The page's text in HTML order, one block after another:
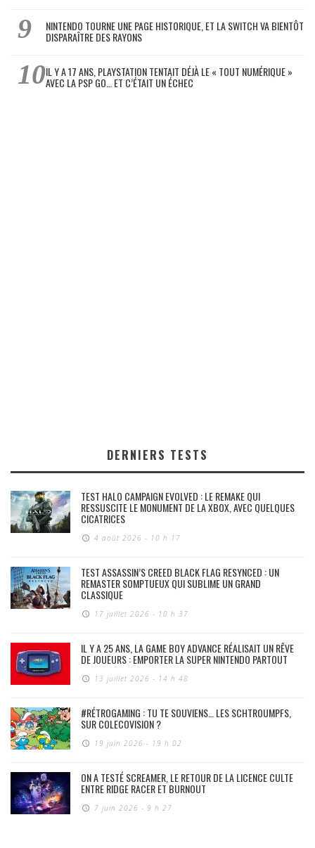
NINTENDO TOURNE UNE PAGE HISTORIQUE, ET LA SWITCH VA BIENTÔT
DISPARAÎTRE DES RAYONS
IL Y A 17 ANS, PLAYSTATION TENTAIT DÉJÀ LE « TOUT NUMÉRIQUE »
AVEC LA PSP GO… ET C’ÉTAIT UN ÉCHEC
DERNIERS TESTS
TEST HALO CAMPAIGN EVOLVED : LE REMAKE QUI
RESSUSCITE LE MONUMENT DE LA XBOX, AVEC QUELQUES
CICATRICES
4 août 2026 - 10 h 17
TEST ASSASSIN’S CREED BLACK FLAG RESYNCED : UN
REMASTER SOMPTUEUX QUI SUBLIME UN GRAND
CLASSIQUE
17 juillet 2026 - 10 h 37
IL Y A 25 ANS, LA GAME BOY ADVANCE RÉALISAIT UN RÊVE
DE JOUEURS : EMPORTER LA SUPER NINTENDO PARTOUT
13 juillet 2026 - 14 h 48
#RÉTROGAMING : TU TE SOUVIENS… LES SCHTROUMPFS,
SUR COLECOVISION ?
19 juin 2026 - 19 h 02
ON A TESTÉ SCREAMER, LE RETOUR DE LA LICENCE CULTE
ENTRE RIDGE RACER ET BURNOUT
7 juin 2026 - 9 h 27